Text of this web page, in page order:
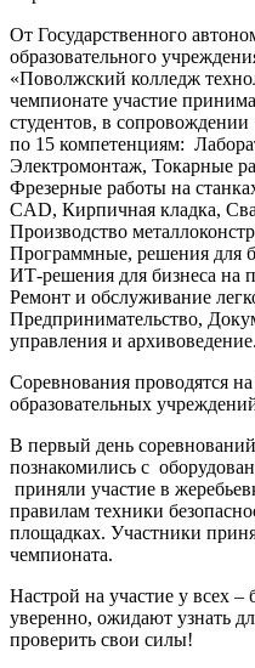
От Государственного
образовательного
«Поволжский колледж
чемпионате участие
студентов, в сопровождении
по 15 компетенциям:
Электромонтаж, Токарные
Фрезерные работы на
CAD, Кирпичная кладка,
Производство
Программные, решения для
ИТ-решения для бизнеса на
Ремонт и обслуживание
Предпринимательство,
управления и архивоведение.
Соревнования проводятся
образовательных
В первый день
познакомились с
приняли участие в
правилам техники
площадках. Участники
чемпионата.
Настрой на участие у всех –
уверенно, ожидают узнать
проверить свои силы!